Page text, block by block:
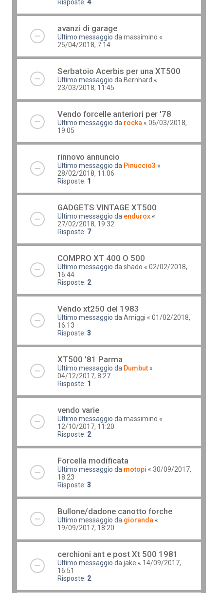
Risposte: 4
avanzi di garage
Ultimo messaggio da massimino «
25/04/2018, 7:14
Serbatoio Acerbis per una XT500
Ultimo messaggio da Bernhard «
23/03/2018, 11:45
Vendo forcelle anteriori per '78
Ultimo messaggio da rocka « 06/03/2018,
19:05
rinnovo annuncio
Ultimo messaggio da Pinuccio3 «
28/02/2018, 11:06
Risposte: 1
GADGETS VINTAGE XT500
Ultimo messaggio da endurox «
27/02/2018, 19:32
Risposte: 7
COMPRO XT 400 O 500
Ultimo messaggio da shado « 02/02/2018,
16:44
Risposte: 2
Vendo xt250 del 1983
Ultimo messaggio da Amiggi « 01/02/2018,
16:13
Risposte: 3
XT500 '81 Parma
Ultimo messaggio da Dumbut «
04/12/2017, 8:27
Risposte: 1
vendo varie
Ultimo messaggio da massimino «
12/10/2017, 11:20
Risposte: 2
Forcella modificata
Ultimo messaggio da motopi « 30/09/2017,
18:23
Risposte: 3
Bullone/dadone canotto forche
Ultimo messaggio da gioranda «
19/09/2017, 18:20
cerchioni ant e post Xt 500 1981
Ultimo messaggio da jake « 14/09/2017,
16:51
Risposte: 2